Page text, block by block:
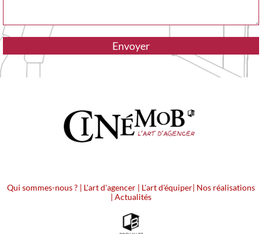
Qui sommes-nous ? | L'art d'agencer | L'art d'équiper| Nos réalisations
| Actualités